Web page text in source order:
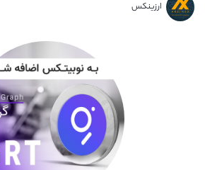
ارزینکس